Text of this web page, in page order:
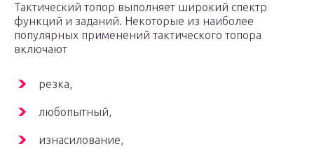
Тактический топор выполняет широкий спектр
функций и заданий. Некоторые из наиболее
популярных применений тактического топора
включают
резка,
любопытный,
изнасилование,